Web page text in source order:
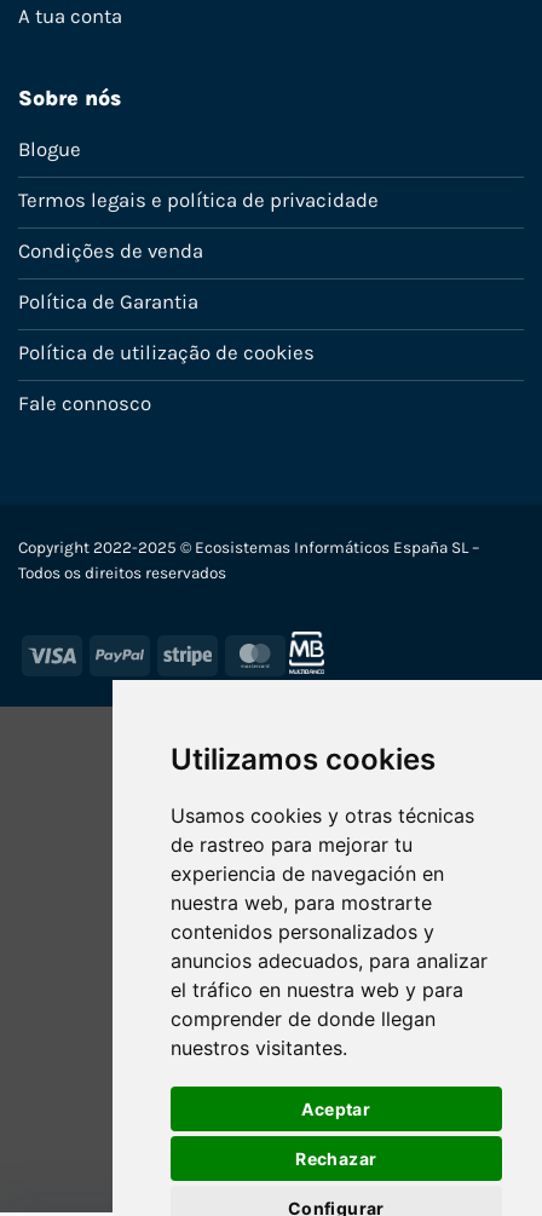
Utilizamos cookies
Usamos cookies y otras técnicas
de rastreo para mejorar tu
experiencia de navegación en
nuestra web, para mostrarte
contenidos personalizados y
anuncios adecuados, para analizar
el tráfico en nuestra web y para
comprender de donde llegan
nuestros visitantes.
Aceptar
Rechazar
Configurar
A tua conta
Sobre nós
Blogue
Termos legais e política de privacidade
Condições de venda
Política de Garantia
Política de utilização de cookies
Fale connosco
Copyright 2022-2025 © Ecosistemas Informáticos España SL –
Todos os direitos reservados
Visa PayPal Stripe MasterCard